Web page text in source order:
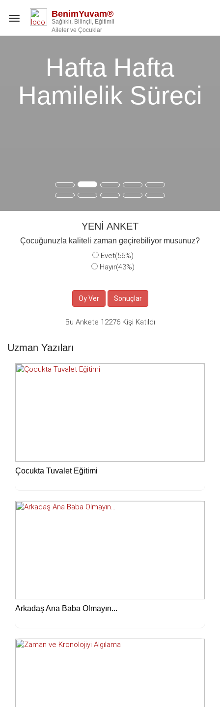
Toggle
BenimYuvam®
Sağlıklı, Bilinçli, Eğitimli
Aileler ve Çocuklar
Hafta Hafta
Hamilelik Süreci
YENİ ANKET
Çocuğunuzla kaliteli zaman geçirebiliyor musunuz?
Evet(56%)
Hayır(43%)
Bu Ankete 12276 Kişi Katıldı
Uzman Yazıları
Çocukta Tuvalet Eğitimi
Arkadaş Ana Baba Olmayın...